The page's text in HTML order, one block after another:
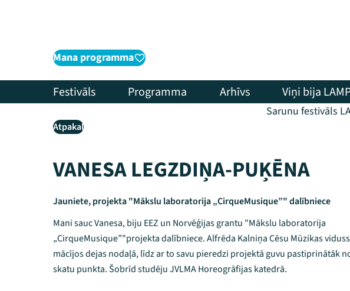
Mana programma
Festivāls Programma Arhīvs Viņi bija
Sarunu festivāls
Atpakaļ
VANESA LEGZDIŅA-PUĶĒNA
Jauniete, projekta "Mākslu laboratorija „CirqueMusique”" dalībniece
Mani sauc Vanesa, biju EEZ un Norvēģijas grantu "Mākslu laboratorija
„CirqueMusique”"projekta dalībniece. Alfrēda Kalniņa Cēsu Mūzikas
mācījos dejas nodaļā, līdz ar to savu pieredzi projektā guvu pastiprinātāk
skatu punkta. Šobrīd studēju JVLMA Horeogrāfijas katedrā.